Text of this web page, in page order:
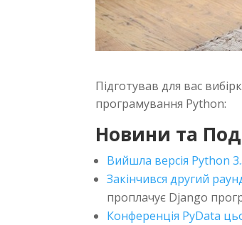
Підготував для вас
програмування Python:
Новини та
Вийшла версія Python
Закінчився другий
проплачує Django
Конференція PyData